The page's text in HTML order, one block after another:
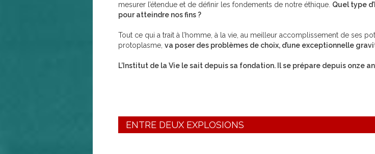
mesurer l’étendue et de définir les fondements de notre éthique. Quel type
pour atteindre nos fins ?
Tout ce qui a trait à l’homme, à la vie, au meilleur accomplissement de ses
protoplasme, va poser des problèmes de choix, d’une exceptionnelle
L’Institut de la Vie le sait depuis sa fondation. Il se prépare depuis onze
ENTRE DEUX EXPLOSIONS